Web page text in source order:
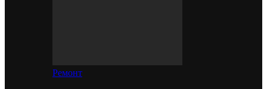
Ремонт